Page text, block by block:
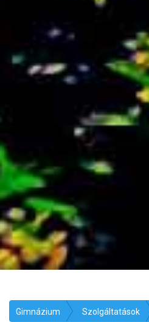
Gimnázium Szolgáltatások